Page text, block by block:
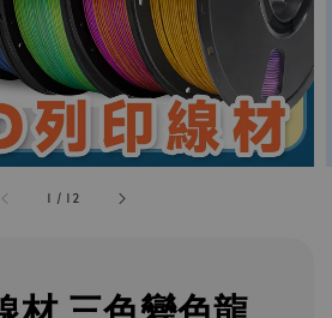
1 / 12